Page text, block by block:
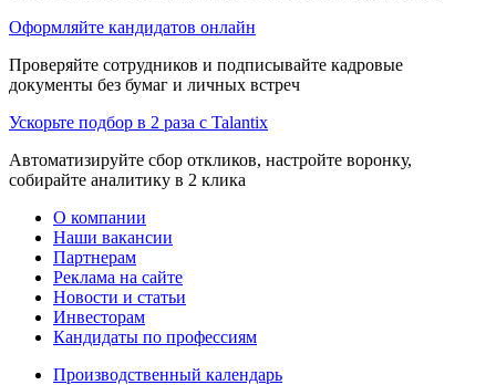
Оформляйте кандидатов онлайн
Проверяйте сотрудников и подписывайте кадровые
документы без бумаг и личных встреч
Ускорьте подбор в 2 раза с Talantix
Автоматизируйте сбор откликов, настройте воронку,
собирайте аналитику в 2 клика
О компании
Наши вакансии
Партнерам
Реклама на сайте
Новости и статьи
Инвесторам
Кандидаты по профессиям
Производственный календарь